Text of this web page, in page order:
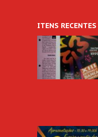
ITENS RECENTES